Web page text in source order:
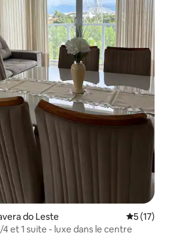
do Leste
5 (17)
et 1 suite - luxe dans le centre